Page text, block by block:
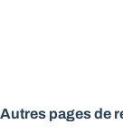
Autres pages de